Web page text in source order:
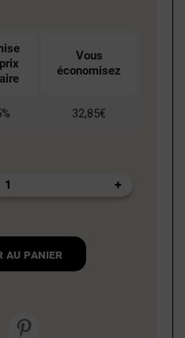
Vous
économisez
32,85€
panier